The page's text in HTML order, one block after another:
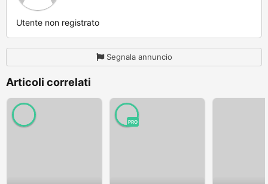
Utente non registrato
Segnala annuncio
Articoli correlati
PRO